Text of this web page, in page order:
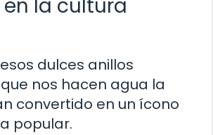
en la cultura
dulces anillos
nos hacen agua la
convertido en un ícono
popular.